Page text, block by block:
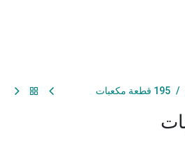
195 قطعة مكعبات